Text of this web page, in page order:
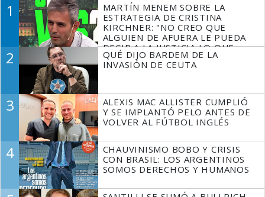
1
MARTÍN MENEM SOBRE LA
ESTRATEGIA DE CRISTINA
KIRCHNER: "NO CREO QUE
ALGUIEN DE AFUERA LE PUEDA
DECIR A LA JUSTICIA LO QUE
TIENE QUE HACER"
2
QUÉ DIJO BARDEM DE LA
INVASIÓN DE CEUTA
3
ALEXIS MAC ALLISTER CUMPLIÓ
Y SE IMPLANTÓ PELO ANTES DE
VOLVER AL FÚTBOL INGLÉS
4
CHAUVINISMO BOBO Y CRISIS
CON BRASIL: LOS ARGENTINOS
SOMOS DERECHOS Y HUMANOS